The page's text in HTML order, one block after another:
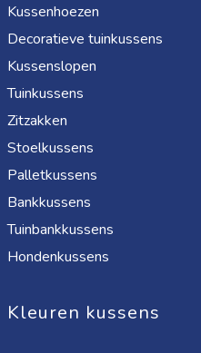
Kussenhoezen
Decoratieve tuinkussens
Kussenslopen
Tuinkussens
Zitzakken
Stoelkussens
Palletkussens
Bankkussens
Tuinbankkussens
Hondenkussens
Kleuren kussens